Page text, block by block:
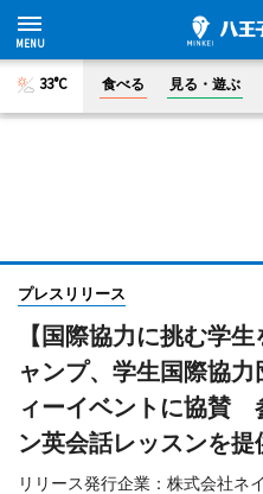
33°C 食べる 見る・遊ぶ
プレスリリース
【国際協力に挑む学
ャンプ、学生国際協
ィーイベントに協賛
ン英会話レッスンを提
リリース発行企業：株式会社ネ